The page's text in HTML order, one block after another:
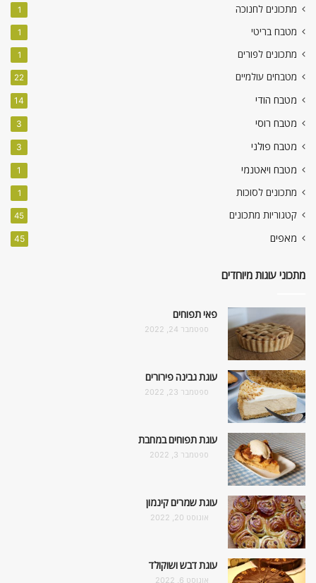
מתכונים לחנוכה 1
מטבח בריטי 1
מתכונים לפורים 1
מטבחים עולמיים 22
מטבח הודי 14
מטבח רוסי 3
מטבח פולני 3
מטבח ויאטנמי 1
מתכונים לסוכות 1
קטגוריות מתכונים 45
מאפים 45
מתכוני עוגות מיוחדים
פאי תפוחים
ספטמבר 24, 2022
עוגת גבינה פירורים
ספטמבר 23, 2022
עוגת תפוחים במחבת
ספטמבר 3, 2022
עוגת שמרים קינמון
אוגוסט 20, 2022
עוגת דבש ושוקולד
אוגוסט 6, 2022